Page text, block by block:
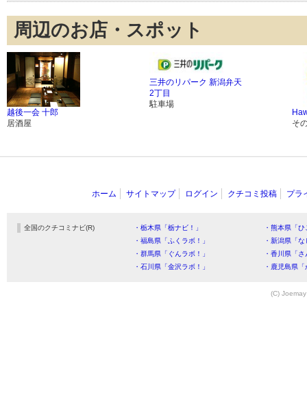
周辺のお店・スポット
越後一会 十郎
居酒屋
三井のリパーク 新潟弁天
2丁目
駐車場
そ
ホーム サイトマップ ログイン クチコミ投稿 プラ
全国のクチコミナビ(R) ・栃木県「栃ナビ！」
・熊本県「
・福島県「ふくラボ！」
・新潟県「
・群馬県「ぐんラボ！」
・香川県「
・石川県「金沢ラボ！」
・鹿児島県
(C)